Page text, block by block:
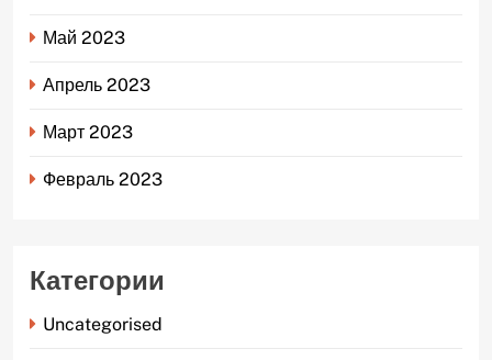
Май 2023
Апрель 2023
Март 2023
Февраль 2023
Категории
Uncategorised